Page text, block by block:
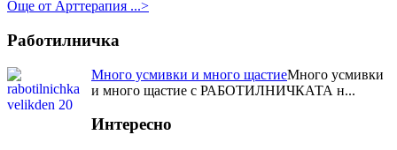
за постигнат синтез между
кулинария и занаяти, както и за
успешно възраждане на
Още от Арттерапия ...>
Работилничка
Много усмивки и много щастиеМного усмивки
и много щастие с РАБОТИЛНИЧКАТА н...
Интересно